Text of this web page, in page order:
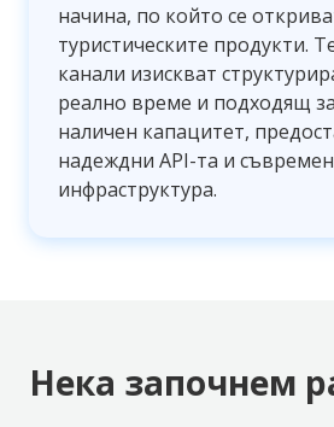
начина, по който се
туристическите продукти.
канали изискват
реално време и подходящ
наличен капацитет,
надеждни API-та и
инфраструктура.
Нека започнем